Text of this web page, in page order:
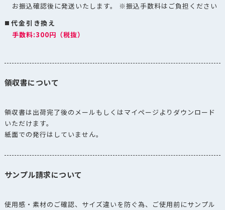
お振込確認後に発送いたします。 ※振込手数料はご負担ください
代金引き換え
手数料:300円（税抜）
領収書について
領収書は出荷完了後のメールもしくはマイページよりダウンロード
いただけます。
紙面での発行はしていません。
サンプル請求について
使用感・素材のご確認、サイズ違いを防ぐ為、ご使用前にサンプル